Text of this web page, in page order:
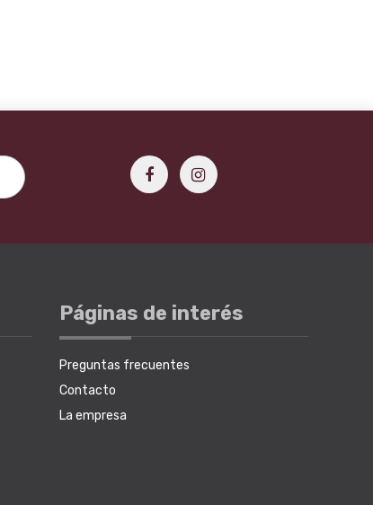
Páginas de interés
Preguntas frecuentes
Contacto
La empresa